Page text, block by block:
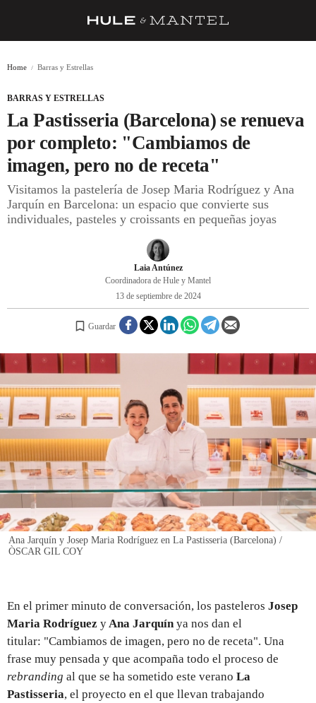
BARRAS Y ESTRELLAS
DÓNDE COMER
ÍDOLOS DE MESAS
CUADERNO DE VIAJE
REGISTRO
INICIAR SESIÓN
Home Barras y Estrellas
BARRAS Y ESTRELLAS
La Pastisseria (Barcelona) se renueva
por completo: "Cambiamos de
imagen, pero no de receta"
Visitamos la pastelería de Josep Maria Rodríguez y Ana
Jarquín en Barcelona: un espacio que convierte sus
individuales, pasteles y croissants en pequeñas joyas
Laia Antúnez
Coordinadora de Hule y Mantel
13 de septiembre de 2024
Guardar
Ana Jarquín y Josep Maria Rodríguez en La Pastisseria (Barcelona) /
ÒSCAR GIL COY
En el primer minuto de conversación, los pasteleros Josep
Maria Rodríguez yAna Jarquínya nos dan el
titular: "Cambiamos de imagen, pero no de receta". Una
frase muy pensada y que acompaña todo el proceso de
rebranding al que se ha sometido este verano La
Pastisseria, el proyecto en el que llevan trabajando